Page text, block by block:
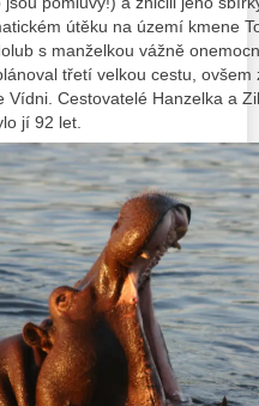
útěku na území kmene
s manželkou vážně
třetí velkou cestu,
Vídni. Cestovatelé Hanzelka a
jí 92 let.